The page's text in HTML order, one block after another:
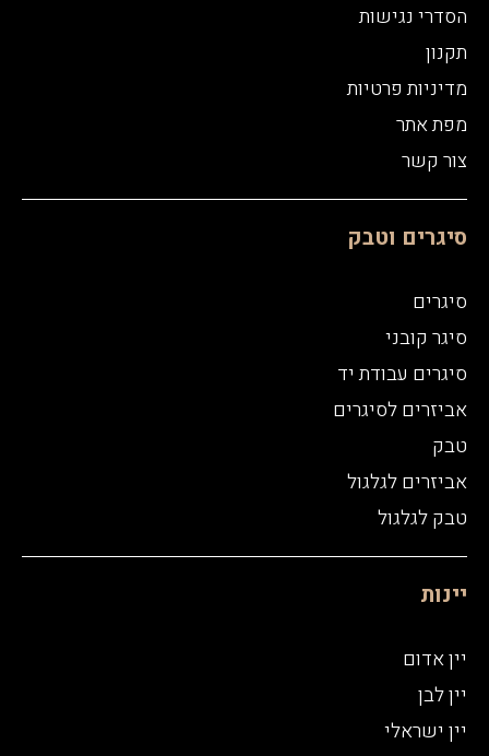
הסדרי נגישות
תקנון
מדיניות פרטיות
מפת אתר
צור קשר
סיגרים וטבק
סיגרים
סיגר קובני
סיגרים עבודת יד
אביזרים לסיגרים
טבק
אביזרים לגלגול
טבק לגלגול
יינות
יין אדום
יין לבן
יין ישראלי